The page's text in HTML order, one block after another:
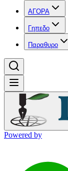
ΑΓΟΡΑ
Γηπεδο
Παραθυρο
Powered by